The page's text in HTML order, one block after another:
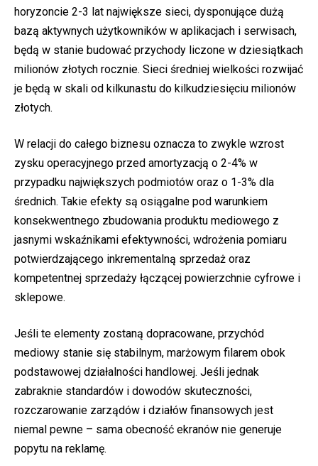
horyzoncie 2-3 lat największe sieci, dysponujące dużą
bazą aktywnych użytkowników w aplikacjach i serwisach,
będą w stanie budować przychody liczone w dziesiątkach
milionów złotych rocznie. Sieci średniej wielkości rozwijać
je będą w skali od kilkunastu do kilkudziesięciu milionów
złotych.
W relacji do całego biznesu oznacza to zwykle wzrost
zysku operacyjnego przed amortyzacją o 2-4% w
przypadku największych podmiotów oraz o 1-3% dla
średnich. Takie efekty są osiągalne pod warunkiem
konsekwentnego zbudowania produktu mediowego z
jasnymi wskaźnikami efektywności, wdrożenia pomiaru
potwierdzającego inkrementalną sprzedaż oraz
kompetentnej sprzedaży łączącej powierzchnie cyfrowe i
sklepowe.
Jeśli te elementy zostaną dopracowane, przychód
mediowy stanie się stabilnym, marżowym filarem obok
podstawowej działalności handlowej. Jeśli jednak
zabraknie standardów i dowodów skuteczności,
rozczarowanie zarządów i działów finansowych jest
niemal pewne – sama obecność ekranów nie generuje
popytu na reklamę.